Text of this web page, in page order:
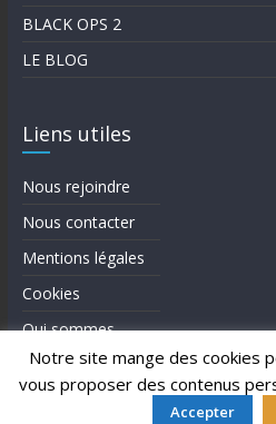
Notre site mange des cookies
vous proposer des contenus
Accepter
BLACK OPS 2
LE BLOG
Liens utiles
Nous rejoindre
Nous contacter
Mentions légales
Cookies
Qui sommes-
nous?